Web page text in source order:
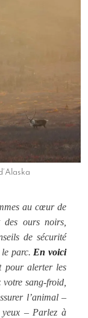
au cœur de
des ours noirs,
de sécurité
parc. En voici
alerter les
sang-froid,
l’animal –
– Parlez à